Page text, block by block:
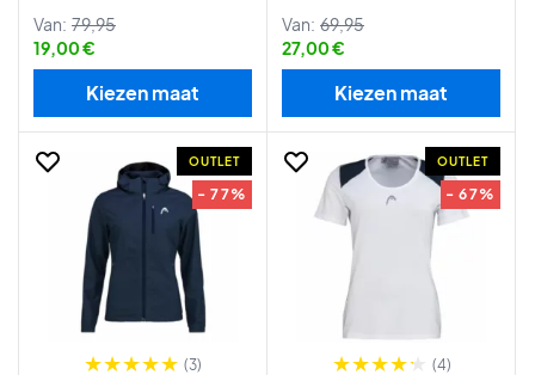
Tint/Impact Orange
Van: 79,95
19,00 €
Kiezen maat
Van: 69,95
27,00 €
Kiezen maat
OUTLET
- 77%
(3)
OUTLET
- 67%
(4)